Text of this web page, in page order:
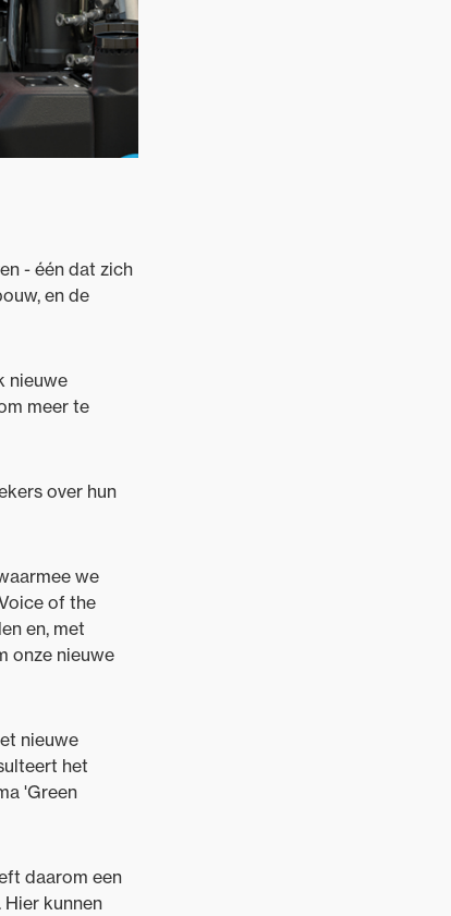
- één dat zich
en de
nieuwe
meer te
over hun
we
of the
en, met
onze nieuwe
nieuwe
het
'Green
daarom een
kunnen